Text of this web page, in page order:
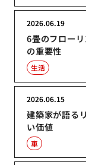
6畳のフロー
の重要性
2026.06.19
生活
建築家が語る
い価値
2026.06.15
車